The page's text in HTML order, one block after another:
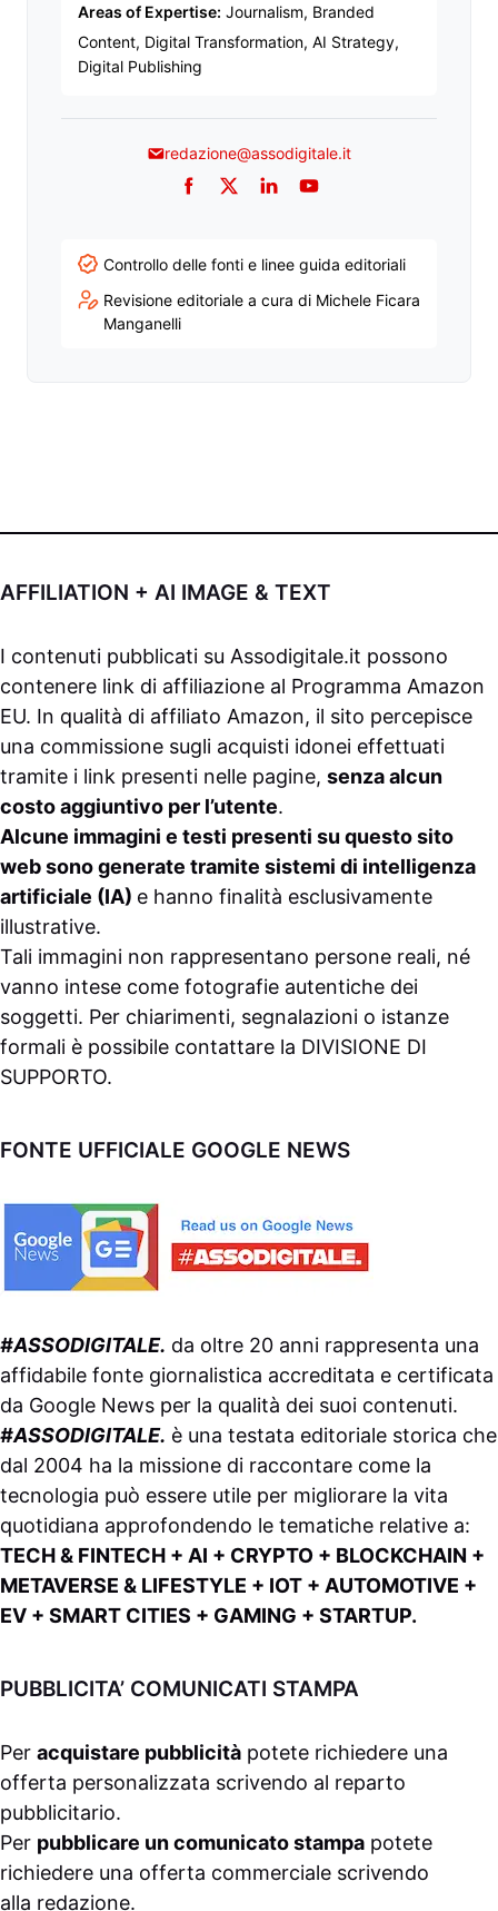
Areas of Expertise: Journalism, Branded
Content, Digital Transformation, AI Strategy,
Digital Publishing
redazione@assodigitale.it
Facebook
TwitterLinkedInYouTube
Controllo delle fonti e linee guida editoriali
Revisione editoriale a cura di Michele Ficara
Manganelli
AFFILIATION + AI IMAGE & TEXT
I contenuti pubblicati su Assodigitale.it possono
contenere link di affiliazione al Programma Amazon
EU. In qualità di affiliato Amazon, il sito percepisce
una commissione sugli acquisti idonei effettuati
tramite i link presenti nelle pagine, senza alcun
costo aggiuntivo per l’utente.
Alcune immagini e testi presenti su questo sito
web sono generate tramite sistemi di intelligenza
artificiale (IA) e hanno finalità esclusivamente
illustrative.
Tali immagini non rappresentano persone reali, né
vanno intese come fotografie autentiche dei
soggetti. Per chiarimenti, segnalazioni o istanze
formali è possibile contattare la DIVISIONE DI
SUPPORTO.
FONTE UFFICIALE GOOGLE NEWS
#ASSODIGITALE. da oltre 20 anni rappresenta una
affidabile fonte giornalistica accreditata e certificata
da Google News per la qualità dei suoi contenuti.
#ASSODIGITALE. è una testata editoriale storica che
dal 2004 ha la missione di raccontare come la
tecnologia può essere utile per migliorare la vita
quotidiana approfondendo le tematiche relative a:
TECH & FINTECH + AI + CRYPTO + BLOCKCHAIN +
METAVERSE & LIFESTYLE + IOT + AUTOMOTIVE +
EV + SMART CITIES + GAMING + STARTUP.
PUBBLICITA’ COMUNICATI STAMPA
Per acquistare pubblicità potete richiedere una
offerta personalizzata scrivendo al reparto
pubblicitario.
Per pubblicare un comunicato stampa potete
richiedere una offerta commerciale scrivendo
alla redazione.